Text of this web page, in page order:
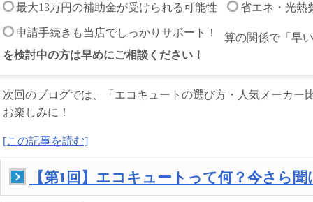
最大13万円の補助金が受けられる可能性 省エネ・光熱
申請手続きも当店でしっかりサポート！
算の関係で「早
を検討中の方は早めにご相談ください！
次回のブログでは、「エコキュートの選び方・人気メーカー
お楽しみに！
[この記事を読む]
【第1回】エコキュートって何？今さら